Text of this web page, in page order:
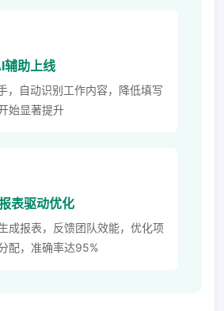
助上线
，自动识别工作内容，降低填写
始显著提升
表驱动优化
成报表，反馈团队效能，优化项
配，准确率达95%